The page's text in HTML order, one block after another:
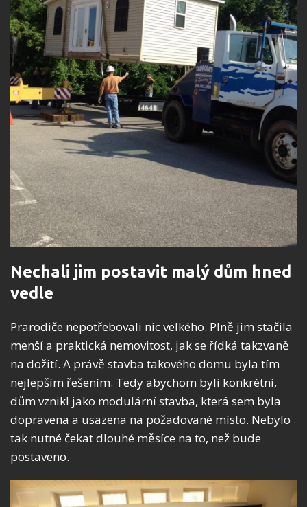
Nechali jim postavit malý dům hned
vedle
Prarodiče nepotřebovali nic velkého. Plně jim stačila
menší a praktická nemovitost, jak se řídká takzvaně
na dožití. A právě stavba takového domu byla tím
nejlepším řešením. Tedy abychom byli konkrétní,
dům vznikl jako modulární stavba, která sem byla
dopravena a usazena na požadované místo. Nebylo
tak nutné čekat dlouhé měsíce na to, než bude
postaveno.